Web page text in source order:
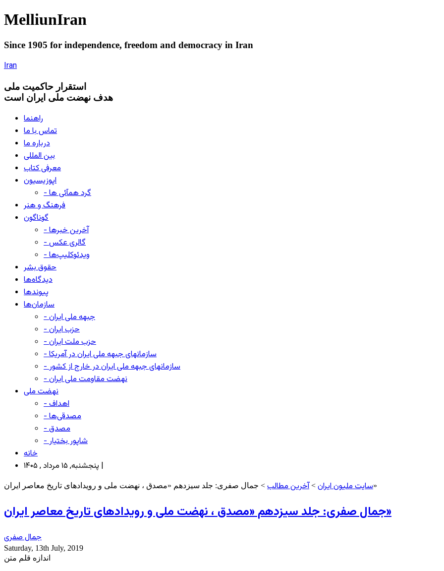
MelliunIran
Since 1905 for independence, freedom and democracy in Iran
Iran
استقرار حاکميت ملی
هدف نهضت ملی ایران است
راهنما
تماس با ما
درباره ما
بین المللی
معرفی کتاب
اپوزیسیون
- گرد همآئی ها
فرهنگ و هنر
گوناگون
- آخرین خبرها
- گالری عکس
- ویدئوکلیپ‌ها
حقوق بشر
دیدگاه‌ها
پیوندها
سازمان‌ها
- جبهه ملی ایران
- حزب ایران
- حزب ملت ایران
- سازمانهای جبهه ملی ایران در آمریکا
- سازمانهای جبهه ملی ایران در خارج از کشور
- نهضت مقاومت ملی ایران
نهضت ملی
- اهداف
- مصدقی‌ها
- مصدق
- شاپور بختیار
خانه
پنجشنبه, ۱۵ مرداد , ۱۴۰۵ |
سایت ملیون ایران >آخرین مطالب > جمال صفری: جلد سیزدهم «مصدق ، نهضت ملی و رویدادهای تاریخ معاصر ایران»
جمال صفری: جلد سیزدهم «مصدق ، نهضت ملی و رویدادهای تاریخ معاصر ایران»
جمال صفری
Saturday, 13th July, 2019
اندازه قلم متن